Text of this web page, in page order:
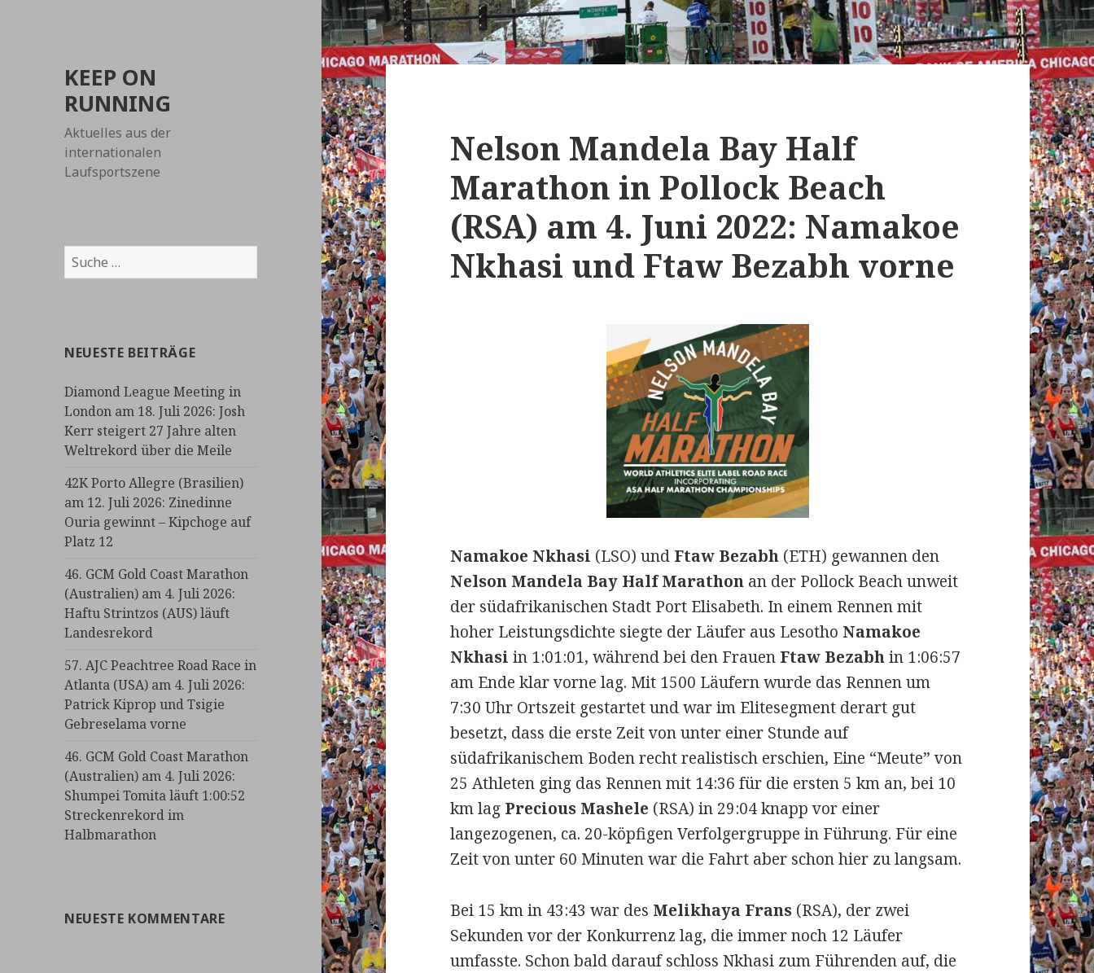
KEEP ON
RUNNING
Aktuelles aus der
internationalen
Laufsportszene
Suche
nach:
NEUESTE BEITRÄGE
Diamond League Meeting in
London am 18. Juli 2026: Josh
Kerr steigert 27 Jahre alten
Weltrekord über die Meile
42K Porto Allegre (Brasilien)
am 12. Juli 2026: Zinedinne
Ouria gewinnt – Kipchoge auf
Platz 12
46. GCM Gold Coast Marathon
(Australien) am 4. Juli 2026:
Haftu Strintzos (AUS) läuft
Landesrekord
57. AJC Peachtree Road Race in
Atlanta (USA) am 4. Juli 2026:
Patrick Kiprop und Tsigie
Gebreselama vorne
46. GCM Gold Coast Marathon
(Australien) am 4. Juli 2026:
Shumpei Tomita läuft 1:00:52
Streckenrekord im
Halbmarathon
NEUESTE KOMMENTARE
Nelson Mandela Bay Half
Marathon in Pollock Beach
(RSA) am 4. Juni 2022: Namakoe
Nkhasi und Ftaw Bezabh vorne
Namakoe Nkhasi (LSO) und Ftaw Bezabh (ETH) gewannen den
Nelson Mandela Bay Half Marathon an der Pollock Beach unweit
der südafrikanischen Stadt Port Elisabeth. In einem Rennen mit
hoher Leistungsdichte siegte der Läufer aus Lesotho Namakoe
Nkhasi in 1:01:01, während bei den Frauen Ftaw Bezabhin 1:06:57
am Ende klar vorne lag. Mit 1500 Läufern wurde das Rennen um
7:30 Uhr Ortszeit gestartet und war im Elitesegment derart gut
besetzt, dass die erste Zeit von unter einer Stunde auf
südafrikanischem Boden recht realistisch erschien, Eine “Meute” von
25 Athleten ging das Rennen mit 14:36 für die ersten 5 km an, bei 10
km lag Precious Mashele (RSA) in 29:04 knapp vor einer
langezogenen, ca. 20-köpfigen Verfolgergruppe in Führung. Für eine
Zeit von unter 60 Minuten war die Fahrt aber schon hier zu langsam.
Bei 15 km in 43:43 war des Melikhaya Frans (RSA), der zwei
Sekunden vor der Konkurrenz lag, die immer noch 12 Läufer
umfasste. Schon bald darauf schloss Nkhasi zum Führenden auf, die